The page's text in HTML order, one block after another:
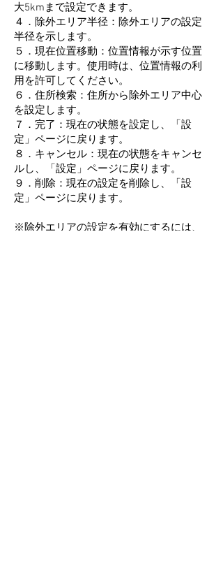
大5kmまで設定できます。
４．除外エリア半径：除外エリアの設定
半径を示します。
５．現在位置移動：位置情報が示す位置
に移動します。使用時は、位置情報の利
用を許可してください。
６．住所検索：住所から除外エリア中心
を設定します。
７．完了：現在の状態を設定し、「設
定」ページに戻ります。
８．キャンセル：現在の状態をキャンセ
ルし、「設定」ページに戻ります。
９．削除：現在の設定を削除し、「設
定」ページに戻ります。
※除外エリアの設定を有効にするには、